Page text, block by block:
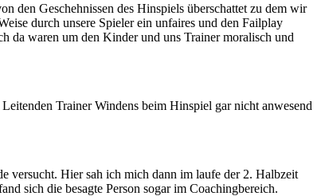
den Geschehnissen des Hinspiels überschattet zu dem wir
durch unsere Spieler ein unfaires und den Failplay
da waren um den Kinder und uns Trainer moralisch und
Trainer Windens beim Hinspiel gar nicht anwesend
versucht. Hier sah ich mich dann im laufe der 2. Halbzeit
sich die besagte Person sogar im Coachingbereich.